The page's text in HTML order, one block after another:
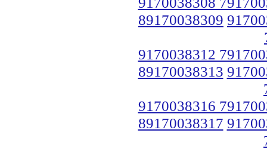
89170038309
9170038312
89170038313
9170038316
89170038317